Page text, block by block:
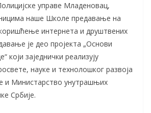
управе Младеновац,
наше Школе предавање на
интернета и друштвених
је део пројекта „Основи
који заједнички реализују
науке и технолошког развоја
и Министарство унутрашњих
Србије.